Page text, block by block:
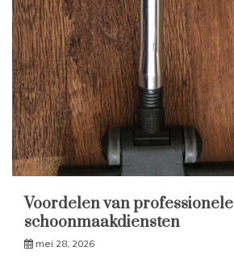
Voordelen van professionele
schoonmaakdiensten
mei 28, 2026